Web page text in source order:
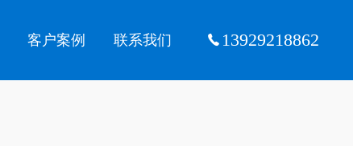
客户案例 联系我们 13929218862